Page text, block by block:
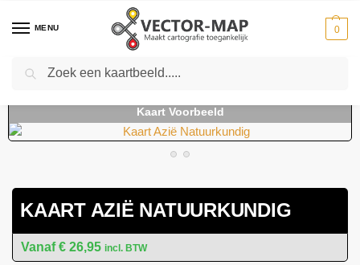
MENU 0
Home Kaarten - Continentkaarten
KAART AZIË NATUURKUNDIG
€ 26,95 incl. BTW